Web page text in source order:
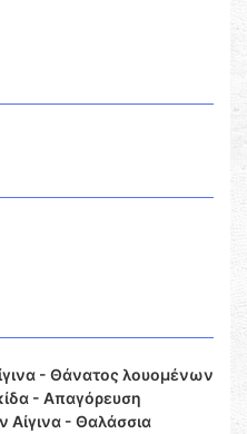
- Θάνατος λουομένων
- Απαγόρευση
Αίγινα - Θαλάσσια